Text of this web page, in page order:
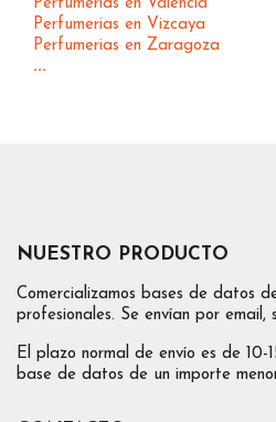
Perfumerias en Valencia
Perfumerias en Vizcaya
Perfumerias en Zaragoza
...
NUESTRO PRODUCTO
Comercializamos bases de datos
profesionales. Se envían por email,
El plazo normal de envío es de 10-
base de datos de un importe